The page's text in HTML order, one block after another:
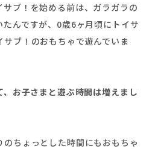
ブ！を始める前は、ガラガラの
んですが、0歳6ヶ月頃にトイサ
ブ！のおもちゃで遊んでいま
、お子さまと遊ぶ時間は増えまし
ちょっとした時間にもおもちゃ